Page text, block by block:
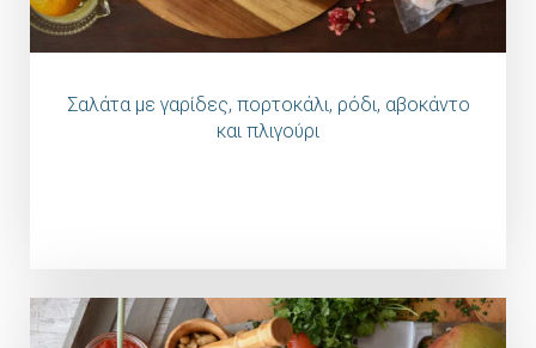
Σαλάτα με γαρίδες, πορτοκάλι, ρόδι, αβοκάντο
και πλιγούρι